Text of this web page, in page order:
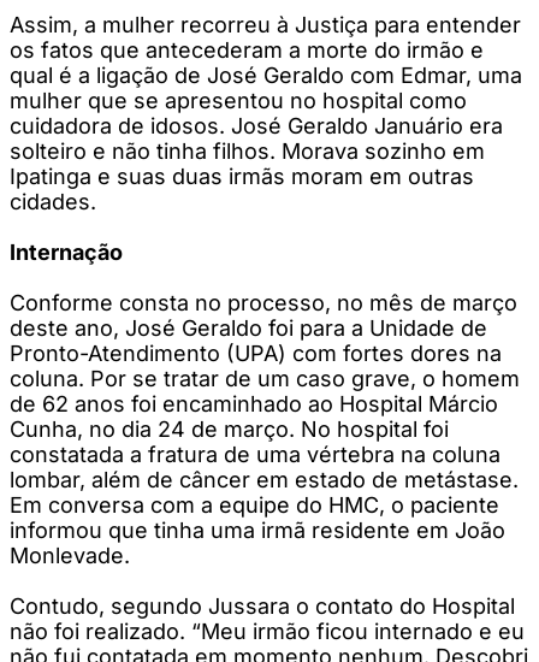
Assim, a mulher recorreu à Justiça para entender
os fatos que antecederam a morte do irmão e
qual é a ligação de José Geraldo com Edmar, uma
mulher que se apresentou no hospital como
cuidadora de idosos. José Geraldo Januário era
solteiro e não tinha filhos. Morava sozinho em
Ipatinga e suas duas irmãs moram em outras
cidades.
Internação
Conforme consta no processo, no mês de março
deste ano, José Geraldo foi para a Unidade de
Pronto-Atendimento (UPA) com fortes dores na
coluna. Por se tratar de um caso grave, o homem
de 62 anos foi encaminhado ao Hospital Márcio
Cunha, no dia 24 de março. No hospital foi
constatada a fratura de uma vértebra na coluna
lombar, além de câncer em estado de metástase.
Em conversa com a equipe do HMC, o paciente
informou que tinha uma irmã residente em João
Monlevade.
Contudo, segundo Jussara o contato do Hospital
não foi realizado. “Meu irmão ficou internado e eu
não fui contatada em momento nenhum. Descobri